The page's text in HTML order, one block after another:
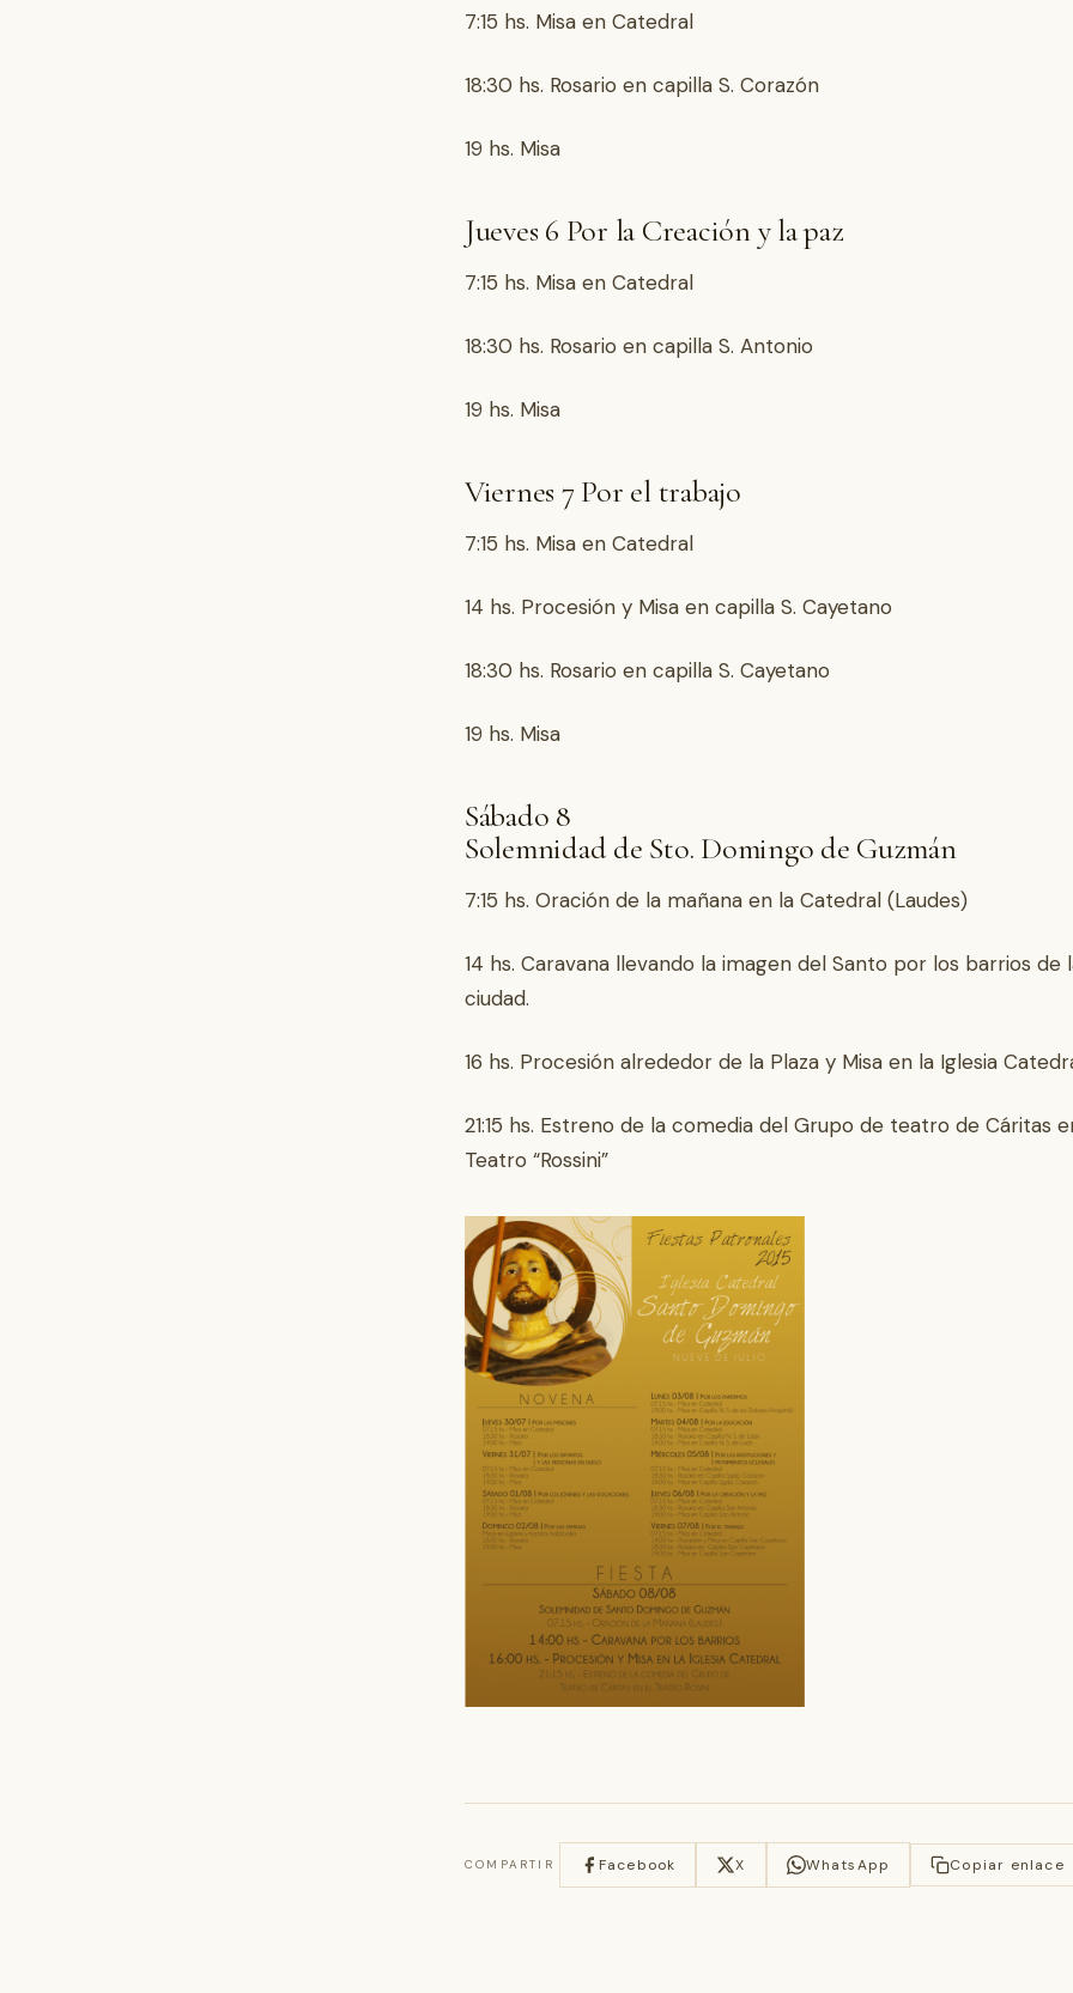
7:15 hs. Misa en Catedral
18:30 hs. Rosario en capilla S. Corazón
19 hs. Misa
Jueves 6 Por la Creación y la paz
7:15 hs. Misa en Catedral
18:30 hs. Rosario en capilla S. Antonio
19 hs. Misa
Viernes 7 Por el trabajo
7:15 hs. Misa en Catedral
14 hs. Procesión y Misa en capilla S. Cayetano
18:30 hs. Rosario en capilla S. Cayetano
19 hs. Misa
Sábado 8
Solemnidad de Sto. Domingo de Guzmán
7:15 hs. Oración de la mañana en la Catedral (Laudes)
14 hs. Caravana llevando la imagen del Santo por los barrios de
ciudad.
16 hs. Procesión alrededor de la Plaza y Misa en la Iglesia
21:15 hs. Estreno de la comedia del Grupo de teatro de Cáritas
Teatro “Rossini”
COMPARTIR Facebook X WhatsApp Copiar enlace